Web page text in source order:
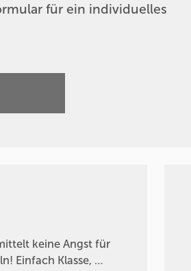
für ein individuelles
keine Angst für
Einfach Klasse, …